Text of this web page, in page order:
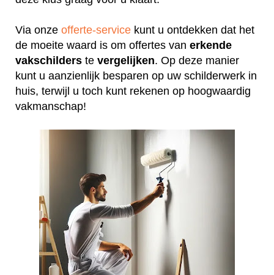
Via onze offerte-service kunt u ontdekken dat het
de moeite waard is om offertes van erkende
vakschilders te vergelijken. Op deze manier
kunt u aanzienlijk besparen op uw schilderwerk in
huis, terwijl u toch kunt rekenen op hoogwaardig
vakmanschap!